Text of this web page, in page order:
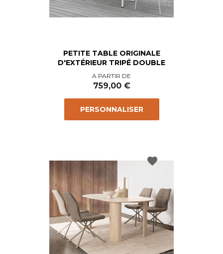
PETITE TABLE ORIGINALE
D'EXTÉRIEUR TRIPÉ DOUBLE
Prix
A PARTIR DE
759,00 €
PERSONNALISER
favorite